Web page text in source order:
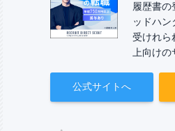
履歴書
ッドハン
受けれら
上向け
公式サイトへ